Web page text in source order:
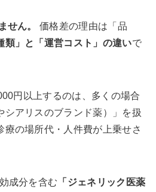
せん。
価格差の理由は「品
類」と「運営コスト」の違いで
円以上するのは、多くの場合
シアリスのブランド薬）」を扱
療の場所代・人件費が上乗せさ
成分を含む 「ジェネリック医薬